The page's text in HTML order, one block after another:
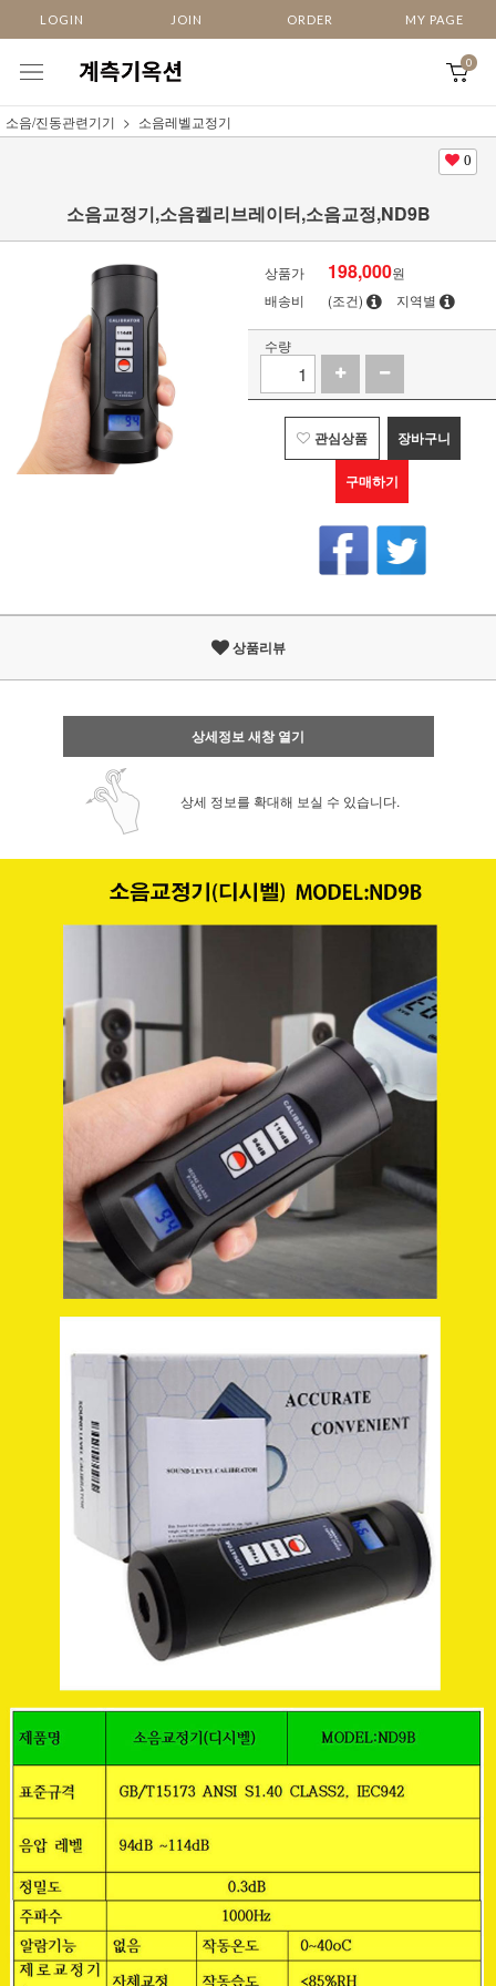
LOGIN JOIN ORDER MY PAGE
0
소음/진동관련기기 소음레벨교정기
0
소음교정기,소음켈리브레이터,소음교정,ND9B
상품가 198,000원
배송비
(조건) 지역별
수량
관심상품 장바구니
구매하기
상품리뷰
상세정보 새창 열기
상세 정보를 확대해 보실 수 있습니다.